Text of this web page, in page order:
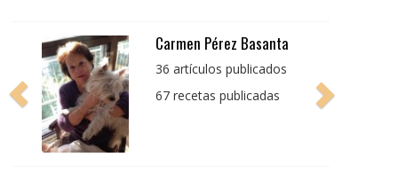
Pedro Manuel Collado
Cruz
producto bien tratado